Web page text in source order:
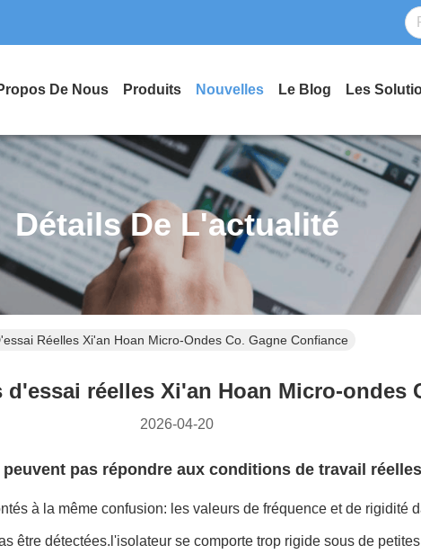
De Nous Produits Nouvelles Le Blog Les
Détails De L'actualité
Réelles Xi'an Hoan Micro-Ondes Co. Gagne Confiance
d'essai réelles Xi'an Hoan Micro-ondes
2026-04-20
pas répondre aux conditions de travail
à la même confusion: les valeurs de fréquence et de rigidité
être détectées.l'isolateur se comporte trop rigide sous de